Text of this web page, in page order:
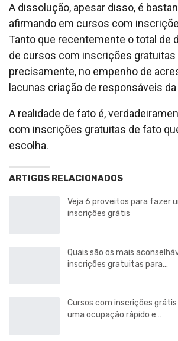
A dissolução, apesar disso, é
afirmando em cursos com
Tanto que recentemente o total de
de cursos com inscrições gratuitas
precisamente, no empenho de
lacunas criação de responsáveis da
A realidade de fato é,
com inscrições gratuitas de fato
escolha.
ARTIGOS RELACIONADOS
Veja 6 proveitos para fazer
inscrições grátis
Quais são os mais
inscrições gratuitas para…
Cursos com inscrições
uma ocupação rápido e…